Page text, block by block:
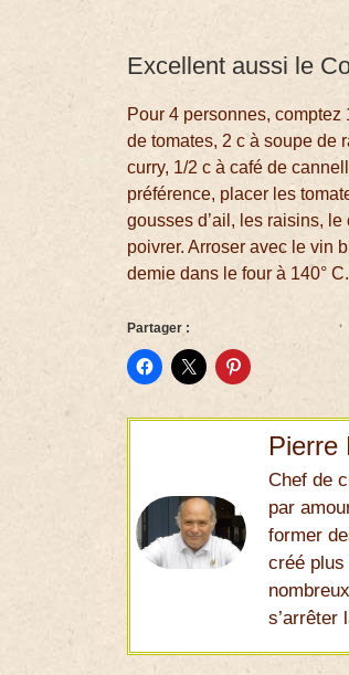
Excellent aussi le
Pour 4 personnes, comptez
de tomates, 2 c à soupe de
curry, 1/2 c à café de
préférence, placer les
gousses d’ail, les raisins,
poivrer. Arroser avec le vin
demie dans le four à 140°
Partager :
Pierre
Chef de
par
former
créé
s’arrêter